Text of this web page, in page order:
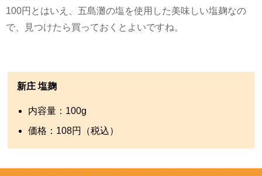
100円とはいえ、五島灘の塩を使用した美味しい塩麹なの
で、見つけたら買っておくとよいですね。
新庄 塩麹
内容量： 100g
価格： 108円（税込）